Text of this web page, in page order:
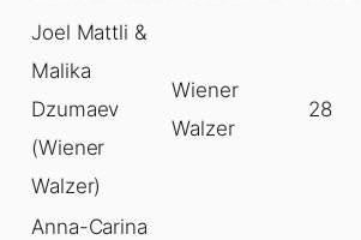
Joel Mattli &
Malika
Dzumaev
(Wiener
Walzer)
Wiener
Walzer
28
Anna-Carina